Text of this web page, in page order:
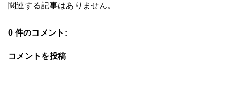
関連する記事はありません。
0 件のコメント:
コメントを投稿